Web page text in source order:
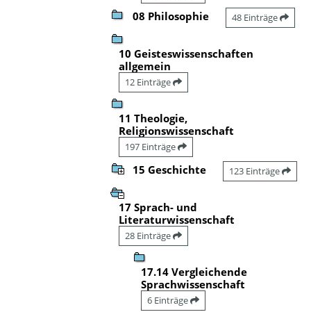
08 Philosophie 48 Einträge
10 Geisteswissenschaften
allgemein
12 Einträge
11 Theologie,
Religionswissenschaft
197 Einträge
15 Geschichte 123 Einträge
17 Sprach- und
Literaturwissenschaft
28 Einträge
17.14 Vergleichende
Sprachwissenschaft
6 Einträge